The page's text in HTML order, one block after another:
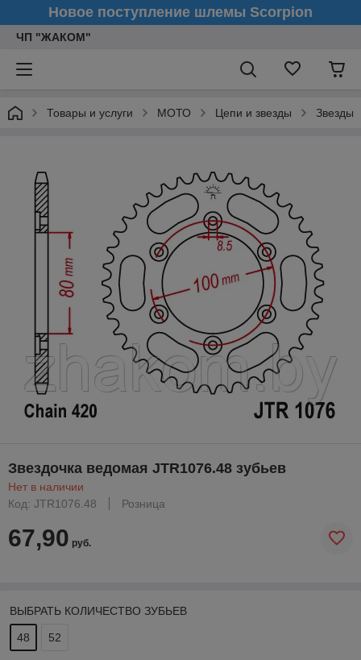
Новое поступление шлемы Scorpion
ЧП "ЖАКОМ"
Товары и услуги МОТО Цепи и звезды Звезды
Звездочка ведомая JTR1076.48 зубьев
Нет в наличии
Код: JTR1076.48
Розница
67,90 руб.
ВЫБРАТЬ КОЛИЧЕСТВО ЗУБЬЕВ
48 52